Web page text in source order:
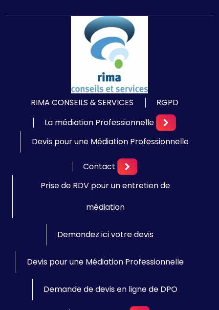
RIMA CONSEILS & SERVICES
RGPD
La médiation Professionnelle
Devis pour une Médiation Professionnelle
Contact
Prise de RDV pour un entretien de
médiation
Demandez ici votre devis
Devis pour une Médiation Professionnelle
Demande de devis en ligne de DPO